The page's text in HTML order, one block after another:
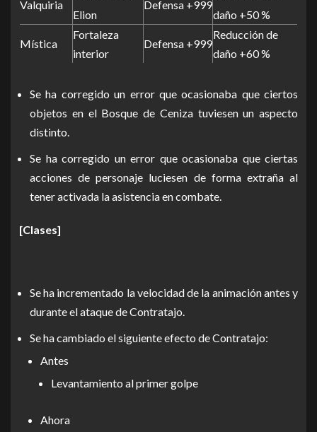
Valquiria
Elion
Defensa +999
daño +50 %
Mística
Fortaleza
interior
Defensa +999
Reducción de
daño +60 %
Se ha corregido un error que ocasionaba que ciertos
objetos en el Bosque de Ceniza tuviesen un aspecto
distinto.
Se ha corregido un error que ocasionaba que ciertas
acciones de personaje luciesen de forma extraña al
tener activada la asistencia en combate.
[Clases]
Se ha incrementado la velocidad de la animación antes y
durante el ataque de Contratajo.
Se ha cambiado el siguiente efecto de Contratajo:
Antes
Levantamiento al primer golpe
Ahora